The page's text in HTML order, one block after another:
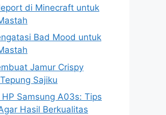
di Minecraft untuk
Bad Mood untuk
Jamur Crispy
Sajiku
HP Samsung A03s: Tips
Hasil Berkualitas